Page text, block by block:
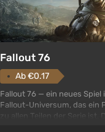
Fallout 76
Ab €0.17
Fallout 76 — ein neues Spiel
Fallout-Universum, das ein
zu allen Teilen der Serie ist.